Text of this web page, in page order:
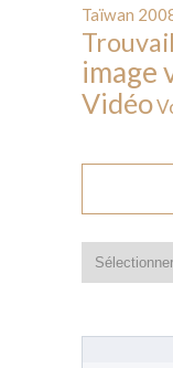
Taïwan
image
Vidéo